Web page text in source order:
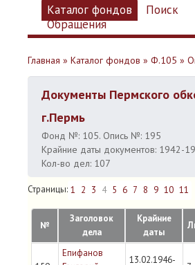
Каталог фондов
Поиск
Обращения
Главная » Каталог фондов » Ф.105 »
Документы Пермского
г.Пермь
Фонд №: 105. Опись №: 195
Крайние даты документов: 1942-
Кол-во дел: 107
Страницы: 1 2 3 4 5 6 7 8 9 10 11
№
Заголовок
дела
Крайние
даты
Епифанов
13.02.1946-